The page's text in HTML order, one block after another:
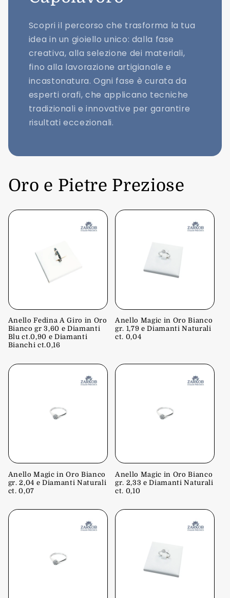
Scopri il percorso che trasforma la tua
idea in un gioiello unico: dalla fase
creativa, alla selezione dei materiali,
fino alla lavorazione artigianale e
incastonatura. Ogni fase è curata da
esperti orafi, che applicano tecniche
tradizionali e innovative per garantire
risultati eccezionali.
Oro e Pietre Preziose
Anello Fedina A Giro in Oro
Bianco gr 3,60 e Diamanti
Blu ct.0,90 e Diamanti
Bianchi ct.0,16
Anello Magic in Oro Bianco
gr. 1,79 e Diamanti Naturali
ct. 0,04
Anello Magic in Oro Bianco
gr. 2,04 e Diamanti Naturali
ct. 0,07
Anello Magic in Oro Bianco
gr. 2,33 e Diamanti Naturali
ct. 0,10